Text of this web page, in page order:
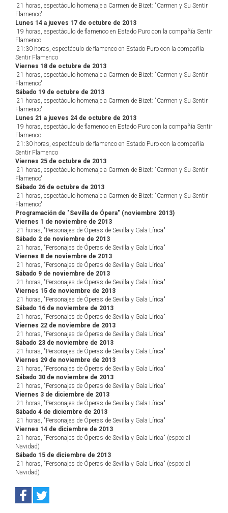
·21 horas, espectáculo homenaje a Carmen de Bizet: "Carmen y Su Sentir
Flamenco"
Lunes 14 a jueves 17 de octubre de 2013
·19 horas, espectáculo de flamenco en Estado Puro con la compañía Sentir
Flamenco
·21:30 horas, espectáculo de flamenco en Estado Puro con la compañía
Sentir Flamenco
Viernes 18 de octubre de 2013
·21 horas, espectáculo homenaje a Carmen de Bizet: "Carmen y Su Sentir
Flamenco"
Sábado 19 de octubre de 2013
·21 horas, espectáculo homenaje a Carmen de Bizet: "Carmen y Su Sentir
Flamenco"
Lunes 21 a jueves 24 de octubre de 2013
·19 horas, espectáculo de flamenco en Estado Puro con la compañía Sentir
Flamenco
·21:30 horas, espectáculo de flamenco en Estado Puro con la compañía
Sentir Flamenco
Viernes 25 de octubre de 2013
·21 horas, espectáculo homenaje a Carmen de Bizet: "Carmen y Su Sentir
Flamenco"
Sábado 26 de octubre de 2013
·21 horas, espectáculo homenaje a Carmen de Bizet: "Carmen y Su Sentir
Flamenco"
Programación de "Sevilla de Ópera" (noviembre 2013)
Viernes 1 de noviembre de 2013
·21 horas, "Personajes de Óperas de Sevilla y Gala Lírica"
Sábado 2 de noviembre de 2013
·21 horas, "Personajes de Óperas de Sevilla y Gala Lírica"
Viernes 8 de noviembre de 2013
·21 horas, "Personajes de Óperas de Sevilla y Gala Lírica"
Sábado 9 de noviembre de 2013
·21 horas, "Personajes de Óperas de Sevilla y Gala Lírica"
Viernes 15 de noviembre de 2013
·21 horas, "Personajes de Óperas de Sevilla y Gala Lírica"
Sábado 16 de noviembre de 2013
·21 horas, "Personajes de Óperas de Sevilla y Gala Lírica"
Viernes 22 de noviembre de 2013
·21 horas, "Personajes de Óperas de Sevilla y Gala Lírica"
Sábado 23 de noviembre de 2013
·21 horas, "Personajes de Óperas de Sevilla y Gala Lírica"
Viernes 29 de noviembre de 2013
·21 horas, "Personajes de Óperas de Sevilla y Gala Lírica"
Sábado 30 de noviembre de 2013
·21 horas, "Personajes de Óperas de Sevilla y Gala Lírica"
Viernes 3 de diciembre de 2013
·21 horas, "Personajes de Óperas de Sevilla y Gala Lírica"
Sábado 4 de diciembre de 2013
·21 horas, "Personajes de Óperas de Sevilla y Gala Lírica"
Viernes 14 de diciembre de 2013
·21 horas, "Personajes de Óperas de Sevilla y Gala Lírica" (especial
Navidad)
Sábado 15 de diciembre de 2013
·21 horas, "Personajes de Óperas de Sevilla y Gala Lírica" (especial
Navidad)